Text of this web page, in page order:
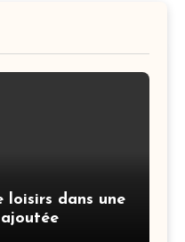
loisirs dans une